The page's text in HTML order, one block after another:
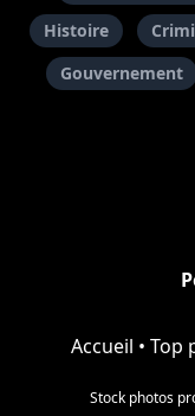
Histoire
Gouvernement
Accueil • Top
Stock photos